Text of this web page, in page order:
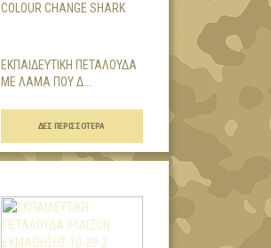
COLOUR CHANGE SHARK
ΕΚΠΑΙΔΕΥΤΙΚΗ ΠΕΤΑΛΟΥΔΑ
ΜΕ ΛΑΜΑ ΠΟΥ Δ...
ΔΕΣ ΠΕΡΙΣΣΌΤΕΡΑ